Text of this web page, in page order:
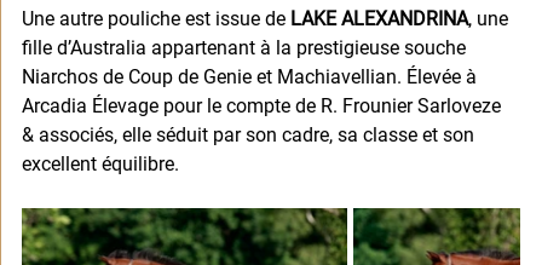
Une autre pouliche est issue de LAKE ALEXANDRINA, une
fille d’Australia appartenant à la prestigieuse souche
Niarchos de Coup de Genie et Machiavellian. Élevée à
Arcadia Élevage pour le compte de R. Frounier Sarloveze
& associés, elle séduit par son cadre, sa classe et son
excellent équilibre.